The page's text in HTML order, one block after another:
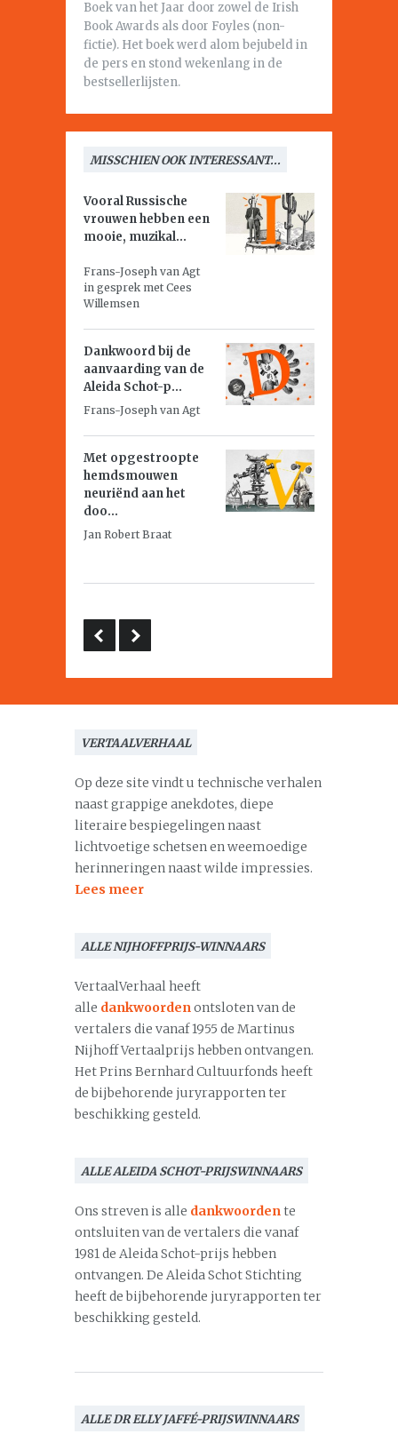
Boek van het Jaar door zowel de Irish
Book Awards als door Foyles (non-
fictie). Het boek werd alom bejubeld in
de pers en stond wekenlang in de
bestsellerlijsten.
MISSCHIEN OOK INTERESSANT...
Vooral Russische
vrouwen hebben een
mooie, muzikal...
Frans-Joseph van Agt
in gesprek met Cees
Willemsen
Dankwoord bij de
aanvaarding van de
Aleida Schot-p...
Frans-Joseph van Agt
Met opgestroopte
hemdsmouwen
neuriënd aan het
doo...
Jan Robert Braat
VERTAALVERHAAL
Op deze site vindt u technische verhalen
naast grappige anekdotes, diepe
literaire bespiegelingen naast
lichtvoetige schetsen en weemoedige
herinneringen naast wilde impressies.
Lees meer
ALLE NIJHOFFPRIJS-WINNAARS
VertaalVerhaal heeft
alle dankwoordenontsloten van de
vertalers die vanaf 1955 de Martinus
Nijhoff Vertaalprijs hebben ontvangen.
Het Prins Bernhard Cultuurfonds heeft
de bijbehorende juryrapporten ter
beschikking gesteld.
ALLE ALEIDA SCHOT-PRIJSWINNAARS
Ons streven is alle dankwoordente
ontsluiten van de vertalers die vanaf
1981 de Aleida Schot-prijs hebben
ontvangen. De Aleida Schot Stichting
heeft de bijbehorende juryrapporten ter
beschikking gesteld.
ALLE DR ELLY JAFFÉ-PRIJSWINNAARS